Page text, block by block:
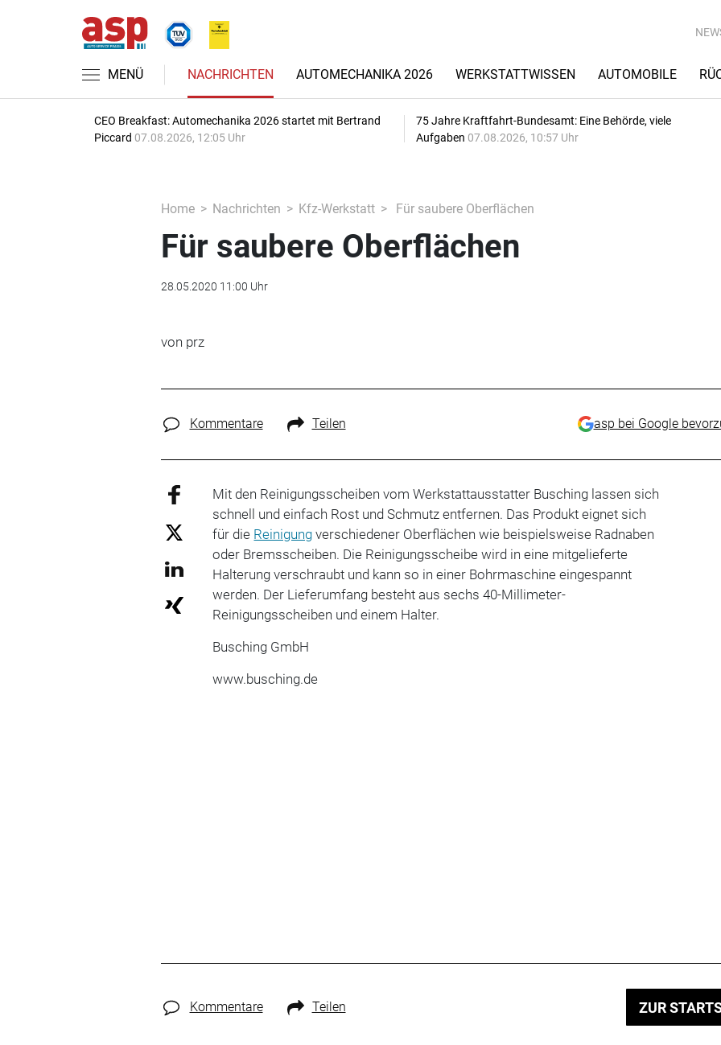
MENÜ NACHRICHTEN AUTOMECHANIKA 2026 WERKSTATTWISSEN AUTOMOBILE
CEO Breakfast: Automechanika 2026 startet mit Bertrand
Piccard 07.08.2026, 12:05 Uhr
75 Jahre Kraftfahrt-Bundesamt: Eine Behörde, viele
Aufgaben 07.08.2026, 10:57 Uhr
Home Nachrichten Kfz-Werkstatt Für saubere Oberflächen
Für saubere Oberflächen
28.05.2020 11:00 Uhr
von prz
Kommentare Teilen asp bei Google
Mit den Reinigungsscheiben vom Werkstattausstatter Busching lassen sich
schnell und einfach Rost und Schmutz entfernen. Das Produkt eignet sich
für die Reinigung verschiedener Oberflächen wie beispielsweise Radnaben
oder Bremsscheiben. Die Reinigungsscheibe wird in eine mitgelieferte
Halterung verschraubt und kann so in einer Bohrmaschine eingespannt
werden. Der Lieferumfang besteht aus sechs 40-Millimeter-
Reinigungsscheiben und einem Halter.
Busching GmbH
www.busching.de
Kommentare Teilen ZUR